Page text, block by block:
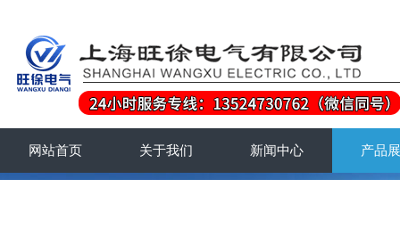
网站首页 关于我们 新闻中心 产品